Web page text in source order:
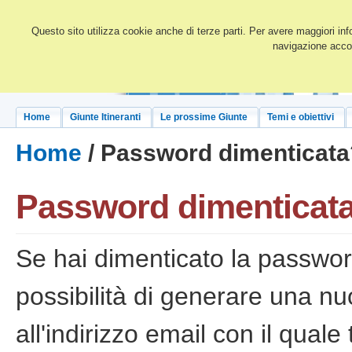
Questo sito utilizza cookie anche di terze parti. Per avere maggiori
navigazione
Home Giunte Itineranti Le prossime Giunte Temi e obiettivi
Home / Password
Password
Se hai dimenticato la
possibilità di generare una
all'indirizzo email con il